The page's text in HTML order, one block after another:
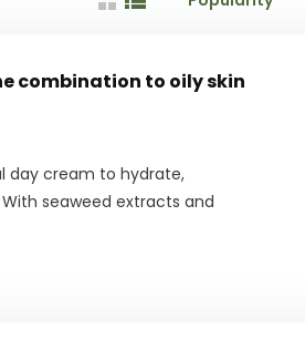
combination to oily skin
day cream to hydrate,
seaweed extracts and